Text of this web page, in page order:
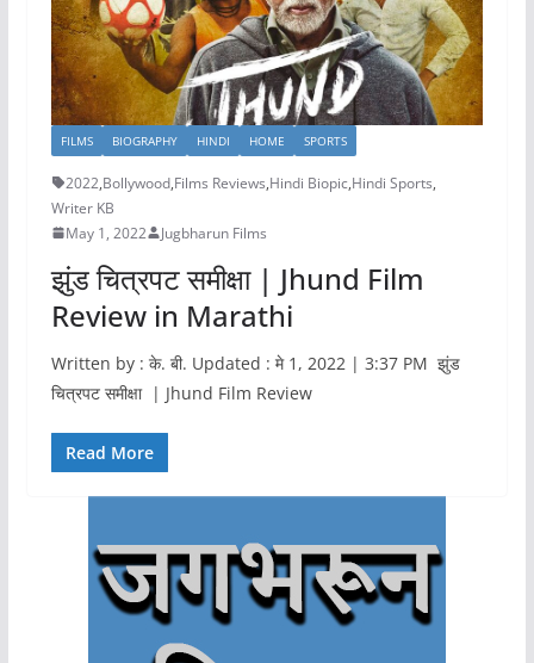
FILMS BIOGRAPHY HINDI HOME SPORTS
2022,Bollywood,Films Reviews,Hindi Biopic,Hindi Sports,
Writer KB
May 1, 2022
Jugbharun Films
झुंड चित्रपट समीक्षा | Jhund Film
Review in Marathi
Written by : के. बी. Updated : मे 1, 2022 | 3:37 PM झुंड
चित्रपट समीक्षा | Jhund Film Review
Read More